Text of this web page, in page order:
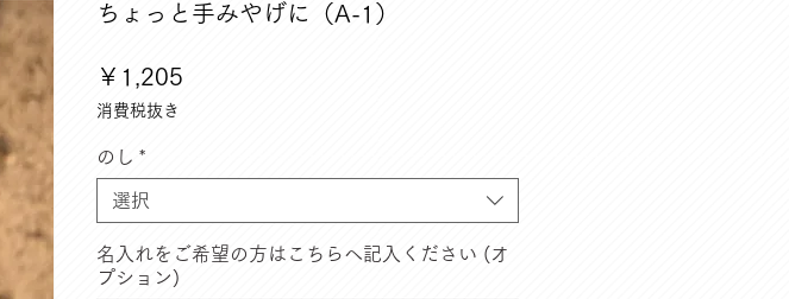
ちょっと手みやげに（A-1）
￥1,205
消費税抜き
のし *
選択
名入れをご希望の方はこちらへ記入ください (オ
プション)